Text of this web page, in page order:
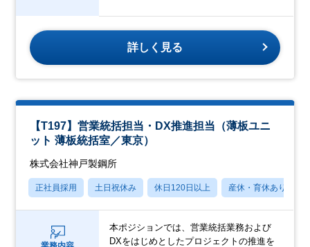
詳しく見る
【T197】営業統括担当・DX推進担当（薄板ユニ
ット 薄板統括室／東京）
株式会社神戸製鋼所
正社員採用 土日祝休み 休日120日以上 産休・育休あり
本ポジションでは、営業統括業務および
DXをはじめとしたプロジェクトの推進を